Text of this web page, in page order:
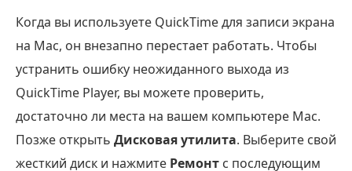
Когда вы используете QuickTime для записи экрана
на Mac, он внезапно перестает работать. Чтобы
устранить ошибку неожиданного выхода из
QuickTime Player, вы можете проверить,
достаточно ли места на вашем компьютере Mac.
Позже открыть Дисковая утилита. Выберите свой
жесткий диск и нажмите Ремонт с последующим